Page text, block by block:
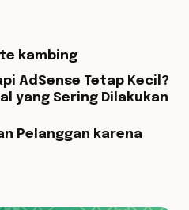
kambing
AdSense Tetap Kecil?
yang Sering Dilakukan
Pelanggan karena